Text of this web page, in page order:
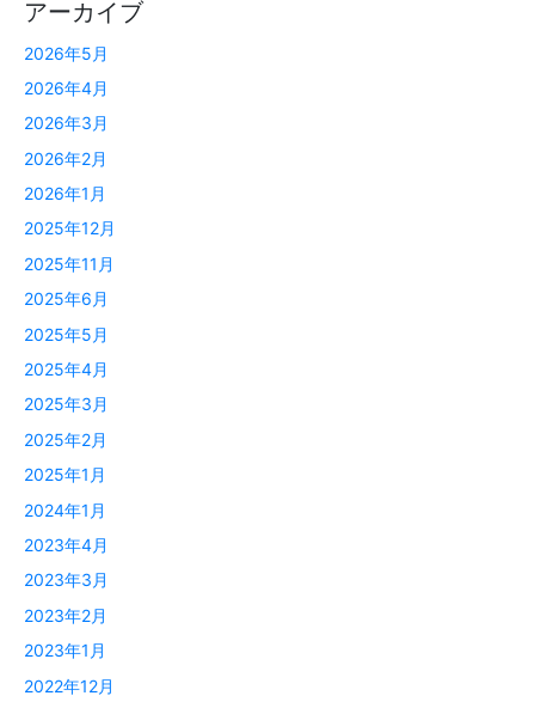
アーカイブ
2026年5月
2026年4月
2026年3月
2026年2月
2026年1月
2025年12月
2025年11月
2025年6月
2025年5月
2025年4月
2025年3月
2025年2月
2025年1月
2024年1月
2023年4月
2023年3月
2023年2月
2023年1月
2022年12月